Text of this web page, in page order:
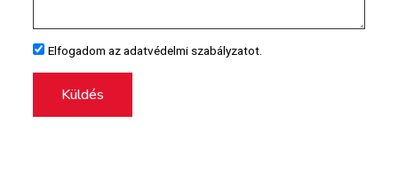
Elfogadom az adatvédelmi szabályzatot.
Küldés